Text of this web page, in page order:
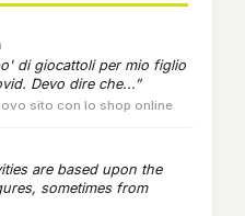
di giocattoli per mio figlio
Devo dire che...”
sito con lo shop online
are based upon the
sometimes from